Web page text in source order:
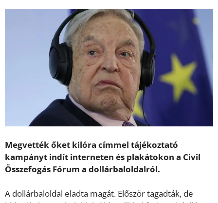
Megvették őket kilóra címmel tájékoztató
kampányt indít interneten és plakátokon a Civil
Összefogás Fórum a dollárbaloldalról.
A dollárbaloldal eladta magát. Először tagadták, de